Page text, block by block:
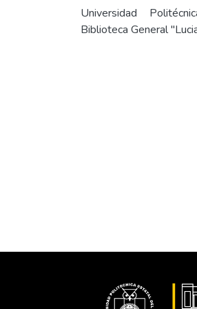
Universidad
Biblioteca General